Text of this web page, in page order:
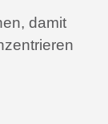
damit